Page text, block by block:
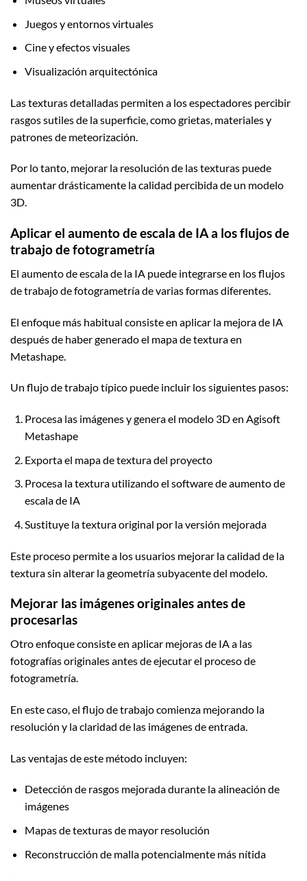
Juegos y entornos virtuales
Cine y efectos visuales
Visualización arquitectónica
Las texturas detalladas permiten a los espectadores percibir
rasgos sutiles de la superficie, como grietas, materiales y
patrones de meteorización.
Por lo tanto, mejorar la resolución de las texturas puede
aumentar drásticamente la calidad percibida de un modelo
3D.
Aplicar el aumento de escala de IA a los flujos de
trabajo de fotogrametría
El aumento de escala de la IA puede integrarse en los flujos
de trabajo de fotogrametría de varias formas diferentes.
El enfoque más habitual consiste en aplicar la mejora de IA
después de haber generado el mapa de textura en
Metashape.
Un flujo de trabajo típico puede incluir los siguientes pasos:
Procesa las imágenes y genera el modelo 3D en Agisoft
Metashape
Exporta el mapa de textura del proyecto
Procesa la textura utilizando el software de aumento de
escala de IA
Sustituye la textura original por la versión mejorada
Este proceso permite a los usuarios mejorar la calidad de la
textura sin alterar la geometría subyacente del modelo.
Mejorar las imágenes originales antes de
procesarlas
Otro enfoque consiste en aplicar mejoras de IA a las
fotografías originales antes de ejecutar el proceso de
fotogrametría.
En este caso, el flujo de trabajo comienza mejorando la
resolución y la claridad de las imágenes de entrada.
Las ventajas de este método incluyen:
Detección de rasgos mejorada durante la alineación de
imágenes
Mapas de texturas de mayor resolución
Reconstrucción de malla potencialmente más nítida